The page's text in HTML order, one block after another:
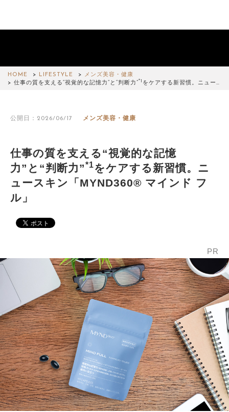
HOME LIFESTYLE
メンズ美容・健康
仕事の質を支える“視覚的な記憶力”と“判断力”*1 をケアする新習慣。ニュー…
公開日：2026/06/17 メンズ美容・健康
仕事の質を支える“視覚的な記憶
力”と“判断力”*1をケアする新習慣。ニ
ュースキン「MYND360® マインド フ
ル」
PR